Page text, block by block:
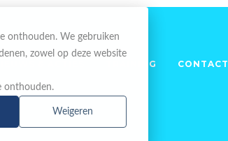
onthouden. We gebruiken
zowel op deze website
onthouden.
Weigeren
TRAINING CONTACT